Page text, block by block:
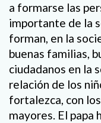
a formarse las
importante de la
forman, en la
buenas familias,
ciudadanos en la
relación de los
fortalezca, con
mayores. El papa